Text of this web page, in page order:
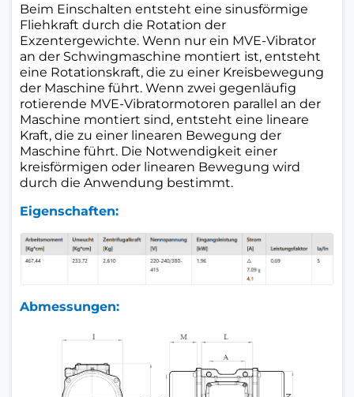
Beim Einschalten entsteht eine sinusförmige
Fliehkraft durch die Rotation der
Exzentergewichte. Wenn nur ein MVE-Vibrator
an der Schwingmaschine montiert ist, entsteht
eine Rotationskraft, die zu einer Kreisbewegung
der Maschine führt. Wenn zwei gegenläufig
rotierende MVE-Vibratormotoren parallel an der
Maschine montiert sind, entsteht eine lineare
Kraft, die zu einer linearen Bewegung der
Maschine führt. Die Notwendigkeit einer
kreisförmigen oder linearen Bewegung wird
durch die Anwendung bestimmt.
Eigenschaften:
Abmessungen: